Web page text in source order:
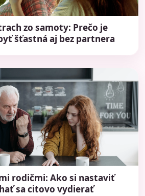
zo samoty: Prečo je
šťastná aj bez partnera
rodičmi: Ako si nastaviť
sa citovo vydierať